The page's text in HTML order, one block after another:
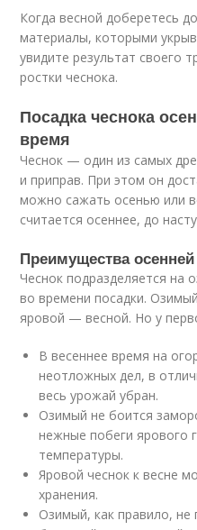
Когда весной доберетесь
материалы, которыми
увидите результат своего
ростки чеснока.
Посадка чеснока
время
Чеснок — один из самых
и приправ. При этом он
можно сажать осенью или
считается осеннее, до
Преимущества
Чеснок подразделяется на
во времени посадки.
яровой — весной. Но у
В весеннее время на
неотложных дел, в
весь урожай убран.
Озимый не боится
нежные побеги ярового
температуры.
Яровой чеснок к весне
хранения.
Озимый, как правило, не